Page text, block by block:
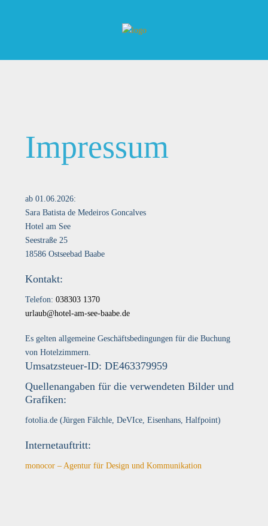
Impressum
ab 01.06.2026:
Sara Batista de Medeiros Goncalves
Hotel am See
Seestraße 25
18586 Ostseebad Baabe
Kontakt:
Telefon:038303 1370
urlaub@hotel-am-see-baabe.de
Es gelten allgemeine Geschäftsbedingungen für die Buchung
von Hotelzimmern.
Umsatzsteuer-ID: DE463379959
Quellenangaben für die verwendeten Bilder und
Grafiken:
fotolia.de (Jürgen Fälchle, DeVIce, Eisenhans, Halfpoint)
Internetauftritt:
monocor – Agentur für Design und Kommunikation